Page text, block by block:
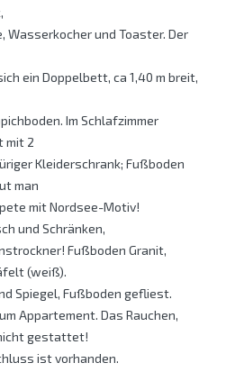
Wasserkocher und Toaster. Der
ein Doppelbett, ca 1,40 m breit,
Im Schlafzimmer
mit 2
Kleiderschrank; Fußboden
man
mit Nordsee-Motiv!
und Schränken,
Fußboden Granit,
(weiß).
Spiegel, Fußboden gefliest.
Appartement. Das Rauchen,
gestattet!
ist vorhanden.